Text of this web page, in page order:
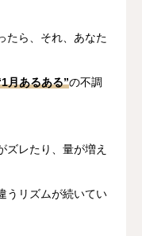
たら、それ、あなた
月あるある”の不調
ズレたり、量が増え
うリズムが続いてい